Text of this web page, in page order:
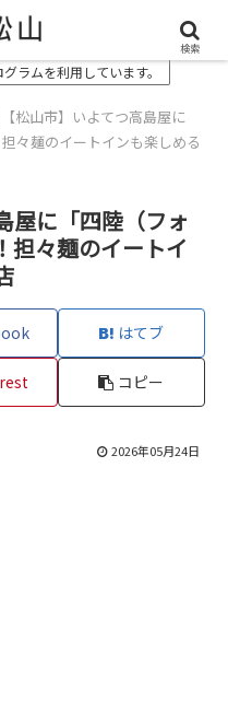
地域情報メディア ／
ラムを利用しています。
【松山市】いよてつ高島屋に
々麺のイートインも楽しめる
屋に「四陸（フォ
担々麺のイートイ
はてブ
コピー
2026年05月24日
検索